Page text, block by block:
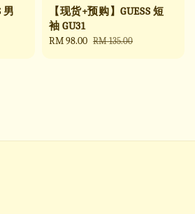
男
【现货+预购】GUESS 短
袖 GU31
Sale
RM 98.00 Regular
RM 135.00